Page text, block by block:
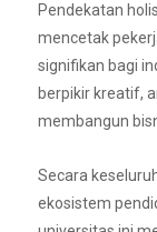
Pendekatan
mencetak
signifikan bagi
berpikir kreatif,
membangun
Secara
ekosistem